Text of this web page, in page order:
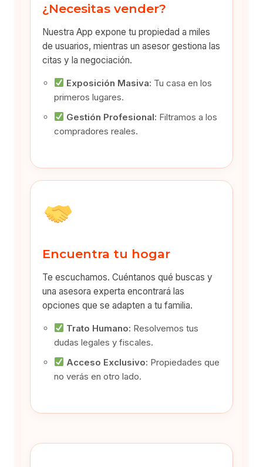
¿Necesitas vender?
Nuestra App expone tu propiedad a miles
de usuarios, mientras un asesor gestiona las
citas y la negociación.
Exposición Masiva: Tu casa en los
primeros lugares.
Gestión Profesional: Filtramos a los
compradores reales.
Encuentra tu hogar
Te escuchamos. Cuéntanos qué buscas y
una asesora experta encontrará las
opciones que se adapten a tu familia.
Trato Humano: Resolvemos tus
dudas legales y fiscales.
Acceso Exclusivo: Propiedades que
no verás en otro lado.